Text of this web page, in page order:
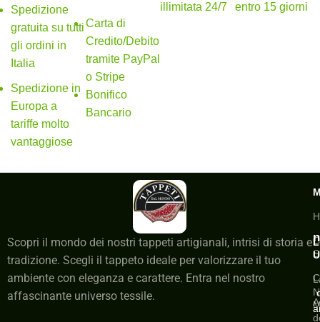
Spedizione
gratuita su tutti
gli ordini in
Italia
Spedizione in
Europa a
tariffe molto
vantaggiose
Carta di
Credito/Debito
tramite PayPal
o Stripe
Bonifico
Bancario
illimitata 24/7
entro 15 giorni
Scopri il mondo dei nostri tappeti artigianali, intrisi di storia e
tradizione. Scegli il tappeto ideale per valorizzare il tuo
ambiente con eleganza e carattere. Entra nel nostro
affascinante universo tessile.